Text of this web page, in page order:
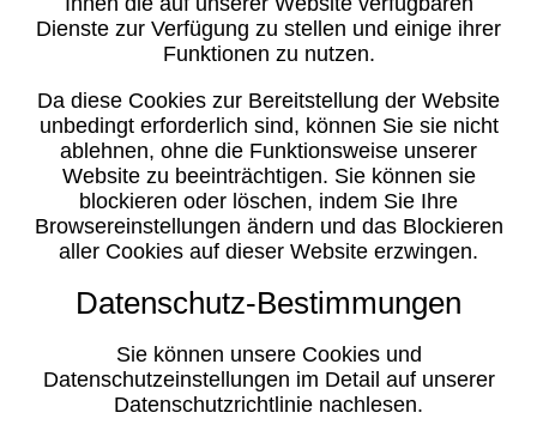
Dienste zur Verfügung zu stellen und einige ihrer
Funktionen zu nutzen.
Da diese Cookies zur Bereitstellung der Website
unbedingt erforderlich sind, können Sie sie nicht
ablehnen, ohne die Funktionsweise unserer
Website zu beeinträchtigen. Sie können sie
blockieren oder löschen, indem Sie Ihre
Browsereinstellungen ändern und das Blockieren
aller Cookies auf dieser Website erzwingen.
Datenschutz-Bestimmungen
Sie können unsere Cookies und
Datenschutzeinstellungen im Detail auf unserer
Datenschutzrichtlinie nachlesen.